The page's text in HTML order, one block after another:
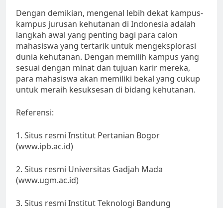
Dengan demikian, mengenal lebih dekat kampus-
kampus jurusan kehutanan di Indonesia adalah
langkah awal yang penting bagi para calon
mahasiswa yang tertarik untuk mengeksplorasi
dunia kehutanan. Dengan memilih kampus yang
sesuai dengan minat dan tujuan karir mereka,
para mahasiswa akan memiliki bekal yang cukup
untuk meraih kesuksesan di bidang kehutanan.
Referensi:
1. Situs resmi Institut Pertanian Bogor
(www.ipb.ac.id)
2. Situs resmi Universitas Gadjah Mada
(www.ugm.ac.id)
3. Situs resmi Institut Teknologi Bandung